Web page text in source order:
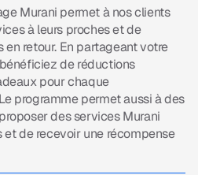
Murani permet à nos clients
à leurs proches et de
retour. En partageant votre
de réductions
pour chaque
programme permet aussi à des
des services Murani
et de recevoir une récompense